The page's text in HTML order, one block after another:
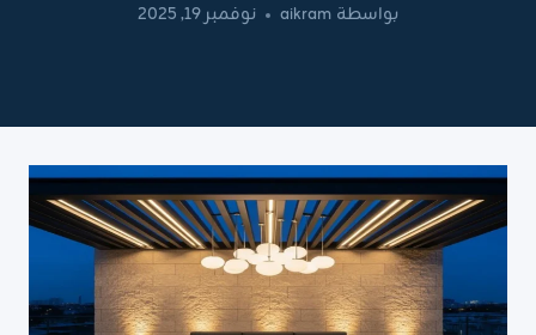
بواسطة aikram نوفمبر 19, 2025